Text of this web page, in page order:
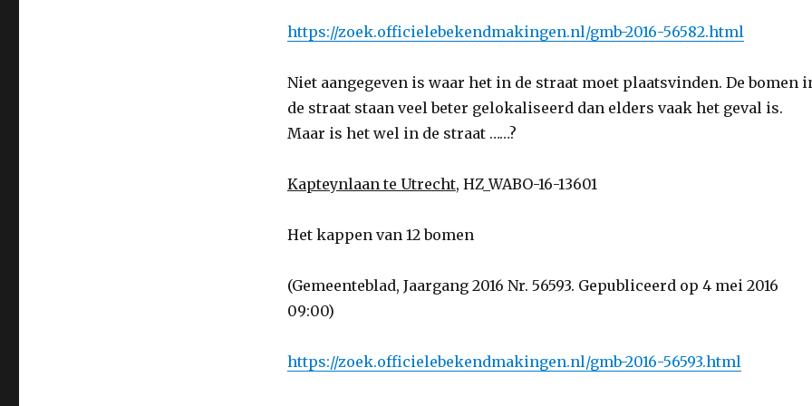
https://zoek.officielebekendmakingen.nl/gmb-2016-56582.html
Niet aangegeven is waar het in de straat moet plaatsvinden. De bomen
de straat staan veel beter gelokaliseerd dan elders vaak het geval is.
Maar is het wel in de straat ……?
Kapteynlaan te Utrecht, HZ_WABO-16-13601
Het kappen van 12 bomen
(Gemeenteblad, Jaargang 2016 Nr. 56593. Gepubliceerd op 4 mei 2016
09:00)
https://zoek.officielebekendmakingen.nl/gmb-2016-56593.html